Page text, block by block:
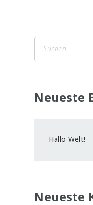
Neueste
Hallo Welt!
Neueste